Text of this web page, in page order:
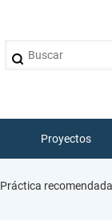
Proyectos
Práctica